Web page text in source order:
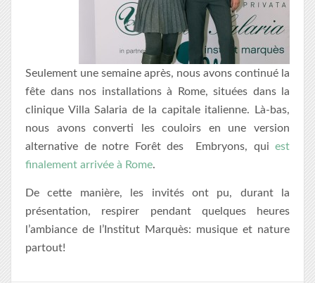
Seulement une semaine après, nous avons continué la
fête dans nos installations à Rome, situées dans la
clinique Villa Salaria de la capitale italienne. Là-bas,
nous avons converti les couloirs en une version
alternative de notre Forêt des Embryons, qui est
finalement arrivée à Rome.
De cette manière, les invités ont pu, durant la
présentation, respirer pendant quelques heures
l’ambiance de l’Institut Marquès: musique et nature
partout!